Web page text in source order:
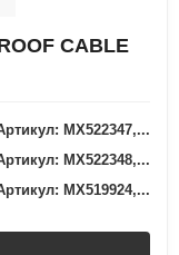
CABLE
MX522347,...
MX522348,...
MX519924,...